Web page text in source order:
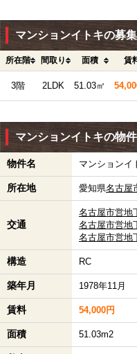
マンションイトキの募
所在階 間取り 面積 賃
3階 2LDK 51.03㎡
マンションイトキの物
物件名 マンションイ
所在地 愛知県名古屋
交通
名古屋市営地
名古屋市営地
名古屋市営地
構造 RC
築年月 1978年11月
賃料 54,000円
面積 51.03m2